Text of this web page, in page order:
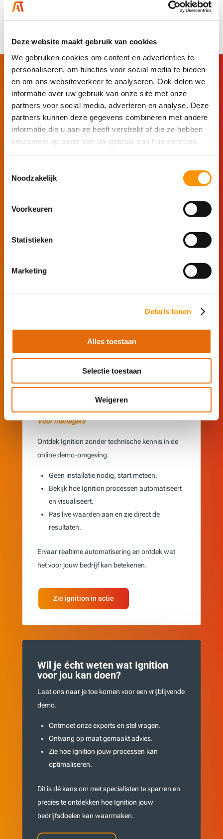
Deze website maakt gebruik van cookies
We gebruiken cookies om content en advertenties te
personaliseren, om functies voor social media te bieden
en om ons websiteverkeer te analyseren. Ook delen we
informatie over uw gebruik van onze site met onze
partners voor social media, adverteren en analyse. Deze
partners kunnen deze gegevens combineren met andere
informatie die u aan ze heeft verstrekt of die ze hebben
verzameld op basis van uw gebruik van hun services.
Noodzakelijk
Voorkeuren
Statistieken
Marketing
Details tonen
Alles toestaan
Selectie toestaan
Weigeren
een naadloze manier kunnen correleren.
Ervaar de kracht van
Ignition
Start met bouwen
Ga direct aan de slag met het bouwen van je
Download en installeer Ignition eenvoudig en
Verken alle functies van Ignition.
Start met bouwen
Zie Ignition in actie
Voor managers
Ontdek Ignition zonder technische kennis in de
online demo-omgeving.
Geen installatie nodig, start meteen.
Bekijk hoe Ignition processen automatiseert
en visualiseert.
Pas live waarden aan en zie direct de
resultaten.
Ervaar realtime automatisering en ontdek wat
het voor jouw bedrijf kan betekenen.
Zie ignition in actie
Wil je écht weten wat Ignition
voor jou kan doen?
Laat ons naar je toe komen voor een vrijblijvende
demo.
Ontmoet onze experts en stel vragen.
Ontvang op maat gemaakt advies.
Zie hoe Ignition jouw processen kan
optimaliseren.
Dit is dé kans om met specialisten te sparren en
precies te ontdekken hoe Ignition jouw
bedrijfsdoelen kan waarmaken.